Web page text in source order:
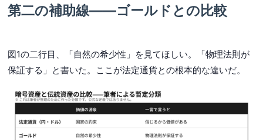
第二の補助線——ゴールドとの比較
図1の二行目、「自然の希少性」を見てほしい。「物理法則が
保証する」と書いた。ここが法定通貨との根本的な違いだ。